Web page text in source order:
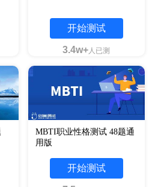
开始测试
3.4w+人已测
MBTI职业性格测试 48题通
用版
开始测试